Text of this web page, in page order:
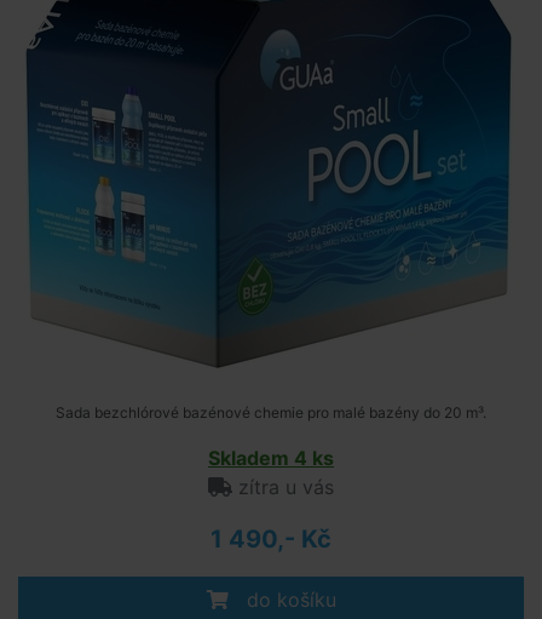
Sada bezchlórové bazénové chemie pro malé bazény do 20 m³.
Skladem 4 ks
zítra u vás
1 490,- Kč
do košíku